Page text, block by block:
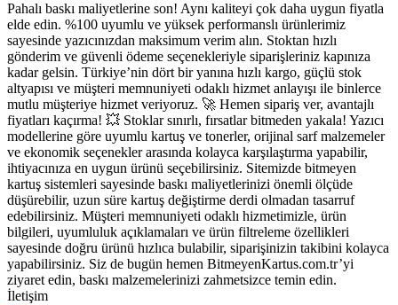
Pahalı baskı maliyetlerine son! Aynı kaliteyi çok daha uygun fiyatla
elde edin. %100 uyumlu ve yüksek performanslı ürünlerimiz
sayesinde yazıcınızdan maksimum verim alın. Stoktan hızlı
gönderim ve güvenli ödeme seçenekleriyle siparişleriniz kapınıza
kadar gelsin. Türkiye’nin dört bir yanına hızlı kargo, güçlü stok
altyapısı ve müşteri memnuniyeti odaklı hizmet anlayışı ile binlerce
mutlu müşteriye hizmet veriyoruz. 🚀 Hemen sipariş ver, avantajlı
fiyatları kaçırma! 💥 Stoklar sınırlı, fırsatlar bitmeden yakala! Yazıcı
modellerine göre uyumlu kartuş ve tonerler, orijinal sarf malzemeler
ve ekonomik seçenekler arasında kolayca karşılaştırma yapabilir,
ihtiyacınıza en uygun ürünü seçebilirsiniz. Sitemizde bitmeyen
kartuş sistemleri sayesinde baskı maliyetlerinizi önemli ölçüde
düşürebilir, uzun süre kartuş değiştirme derdi olmadan tasarruf
edebilirsiniz. Müşteri memnuniyeti odaklı hizmetimizle, ürün
bilgileri, uyumluluk açıklamaları ve ürün filtreleme özellikleri
sayesinde doğru ürünü hızlıca bulabilir, siparişinizin takibini kolayca
yapabilirsiniz. Siz de bugün hemen BitmeyenKartus.com.tr’yi
ziyaret edin, baskı malzemelerinizi zahmetsizce temin edin.
İletişim